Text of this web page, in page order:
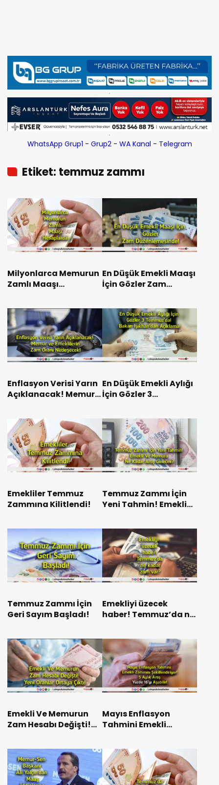
WhatsApp Grup1 - Grup2- WA Kanal - Telegram
Etiket: temmuz zammı
Milyonlarca Memurun
Zamlı Maaşı
En Düşük Emekli Maaşı
İçin Gözler Zam
Enflasyon Verisi Yarın
Açıklanacak! Memur
Oranı Netleşecek!
En Düşük Emekli Aylığı
İçin Gözler 3
Işıkhan’dan
Açıklama!
Emekliler Temmuz
Zammına Kilitlendi!
Temmuz Zammı İçin
Yeni Tahmin! Emekli
Artış Gelecek?
Temmuz Zammı İçin
Geri Sayım Başladı!
Emekliyi üzecek
haber! Temmuz’da ne
Emekli Ve Memurun
Zam Hesabı Değişti!
Çıktı!
Mayıs Enflasyon
Tahmini Emekli
Şekillendiriyor! 5 Aylık
Artış Yüzde 16’yı
Aşabilir!